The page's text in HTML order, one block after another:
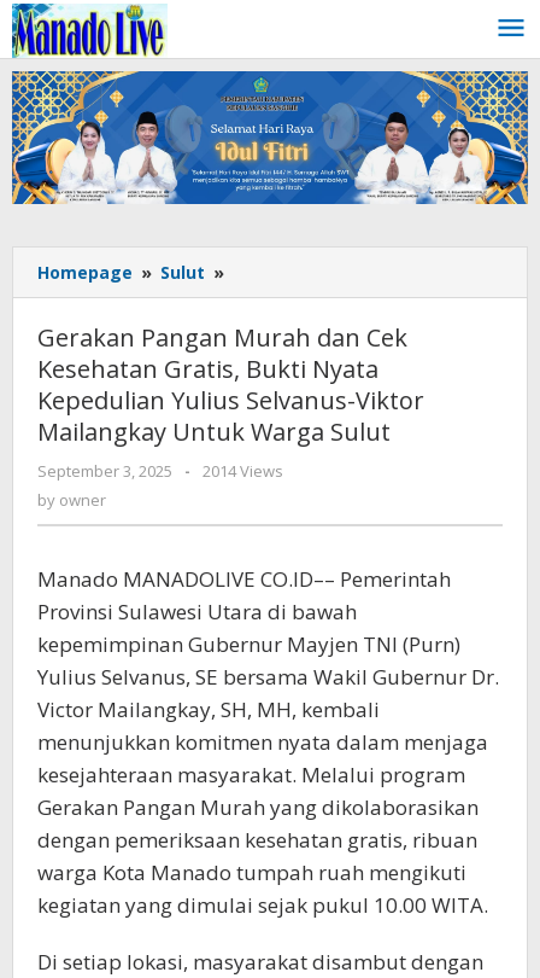
Skip
to
content
Homepage » Sulut »
Pangan
dan
Cek
Kesehatan
Gratis,
Nyata
Yulius
Viktor
Mailangkay
Warga
Sulut
Gerakan Pangan Murah dan Cek
Kesehatan Gratis, Bukti Nyata
Kepedulian Yulius Selvanus-Viktor
Mailangkay Untuk Warga Sulut
September 3, 2025
by
-
2014 Views
by owner
Manado MANADOLIVE CO.ID–– Pemerintah
Provinsi Sulawesi Utara di bawah
kepemimpinan Gubernur Mayjen TNI (Purn)
Yulius Selvanus, SE bersama Wakil Gubernur Dr.
Victor Mailangkay, SH, MH, kembali
menunjukkan komitmen nyata dalam menjaga
kesejahteraan masyarakat. Melalui program
Gerakan Pangan Murah yang dikolaborasikan
dengan pemeriksaan kesehatan gratis, ribuan
warga Kota Manado tumpah ruah mengikuti
kegiatan yang dimulai sejak pukul 10.00 WITA.
Di setiap lokasi, masyarakat disambut dengan